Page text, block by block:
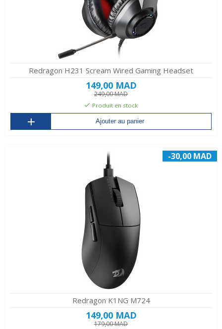
Redragon H231 Scream Wired Gaming Headset
149,00 MAD
249,00 MAD
Produit en stock
Ajouter au panier
-30,00 MAD
Redragon K1NG M724
149,00 MAD
179,00 MAD